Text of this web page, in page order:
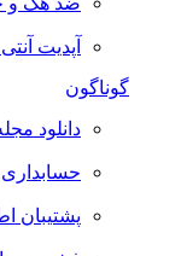
آپدیت
گوناگون
دانلود
حسابداری
پشتیبان